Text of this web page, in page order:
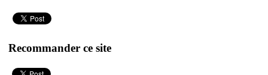
Recommander ce site